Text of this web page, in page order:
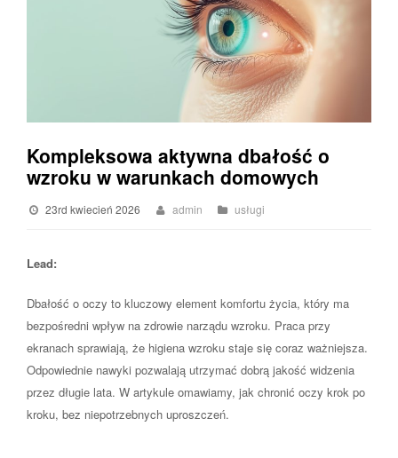
Kompleksowa aktywna dbałość o
wzroku w warunkach domowych
23rd kwiecień 2026 admin usługi
Lead:
Dbałość o oczy to kluczowy element komfortu życia, który ma
bezpośredni wpływ na zdrowie narządu wzroku. Praca przy
ekranach sprawiają, że higiena wzroku staje się coraz ważniejsza.
Odpowiednie nawyki pozwalają utrzymać dobrą jakość widzenia
przez długie lata. W artykule omawiamy, jak chronić oczy krok po
kroku, bez niepotrzebnych uproszczeń.